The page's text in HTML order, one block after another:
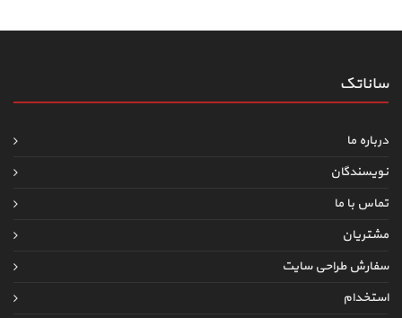
ساناتک
درباره ما
نویسندگان
تماس با ما
مشتریان
سفارش طراحی سایت
استخدام